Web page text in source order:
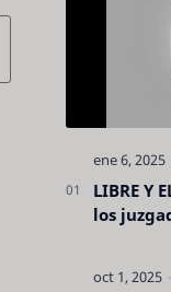
LIBRE Y
los